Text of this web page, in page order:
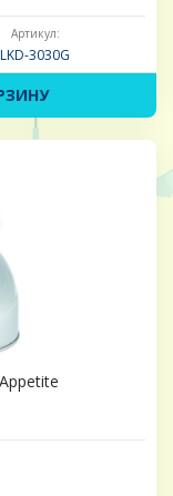
Артикул:
LKD-3030G